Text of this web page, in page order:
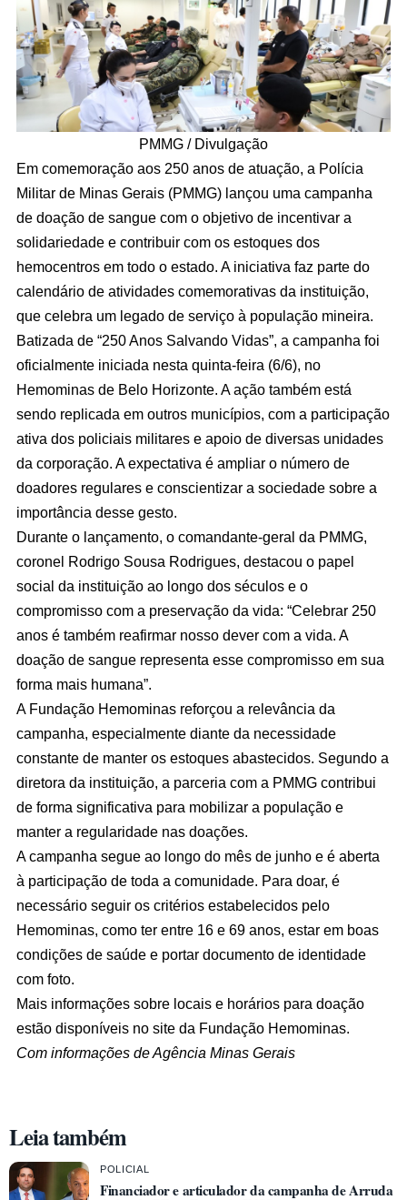
PMMG / Divulgação
Em comemoração aos 250 anos de atuação, a Polícia
Militar de Minas Gerais (PMMG) lançou uma campanha
de doação de sangue com o objetivo de incentivar a
solidariedade e contribuir com os estoques dos
hemocentros em todo o estado. A iniciativa faz parte do
calendário de atividades comemorativas da instituição,
que celebra um legado de serviço à população mineira.
Batizada de “250 Anos Salvando Vidas”, a campanha foi
oficialmente iniciada nesta quinta-feira (6/6), no
Hemominas de Belo Horizonte. A ação também está
sendo replicada em outros municípios, com a participação
ativa dos policiais militares e apoio de diversas unidades
da corporação. A expectativa é ampliar o número de
doadores regulares e conscientizar a sociedade sobre a
importância desse gesto.
Durante o lançamento, o comandante-geral da PMMG,
coronel Rodrigo Sousa Rodrigues, destacou o papel
social da instituição ao longo dos séculos e o
compromisso com a preservação da vida: “Celebrar 250
anos é também reafirmar nosso dever com a vida. A
doação de sangue representa esse compromisso em sua
forma mais humana”.
A Fundação Hemominas reforçou a relevância da
campanha, especialmente diante da necessidade
constante de manter os estoques abastecidos. Segundo a
diretora da instituição, a parceria com a PMMG contribui
de forma significativa para mobilizar a população e
manter a regularidade nas doações.
A campanha segue ao longo do mês de junho e é aberta
à participação de toda a comunidade. Para doar, é
necessário seguir os critérios estabelecidos pelo
Hemominas, como ter entre 16 e 69 anos, estar em boas
condições de saúde e portar documento de identidade
com foto.
Mais informações sobre locais e horários para doação
estão disponíveis no site da Fundação Hemominas.
Com informações de Agência Minas Gerais
Leia também
POLICIAL
Financiador e articulador da campanha de Arruda